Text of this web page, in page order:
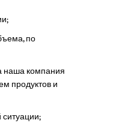
по
наша компания
продуктов и